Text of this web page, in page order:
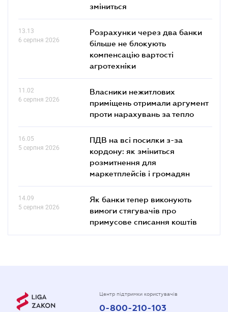
зміниться
13.13
6 серпня 2026
Розрахунки через два банки
більше не блокують
компенсацію вартості
агротехніки
11.02
6 серпня 2026
Власники нежитлових
приміщень отримали аргумент
проти нарахувань за тепло
16.05
5 серпня 2026
ПДВ на всі посилки з-за
кордону: як зміниться
розмитнення для
маркетплейсів і громадян
14.09
5 серпня 2026
Як банки тепер виконують
вимоги стягувачів про
примусове списання коштів
Центр підтримки користувачів
0-800-210-103